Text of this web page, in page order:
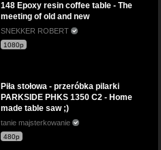
148 Epoxy resin coffee table - The
meeting of old and new
SNEKKER ROBERT
1080p
Piła stołowa - przeróbka pilarki
PARKSIDE PHKS 1350 C2 - Home
made table saw ;)
tanie majsterkowanie
480p